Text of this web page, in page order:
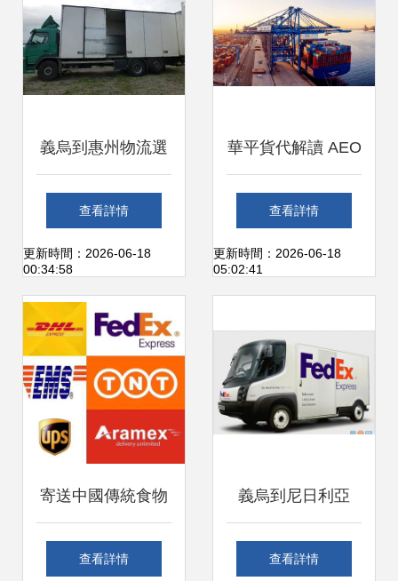
義烏到惠州物流選
擇全攻略 如何找到
靠譜的貨運代理
查看詳情
更新時間：2026-06-18
00:34:58
華平貨代解讀 AEO
國際互認如何改變
全球貨運格局
查看詳情
更新時間：2026-06-18
05:02:41
寄送中國傳統食物
到美國的指南與物
查看詳情
義烏到尼日利亞
FEDEX國際快遞一
查看詳情